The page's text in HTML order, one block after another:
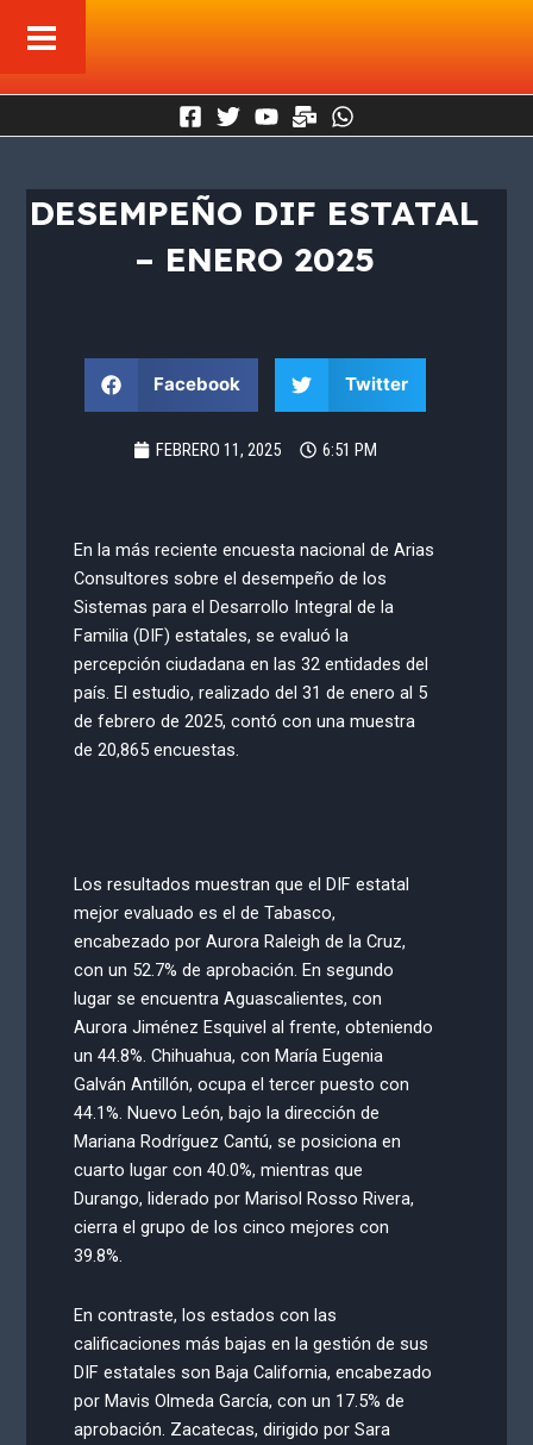
contenido
DESEMPEÑO DIF ESTATAL
– ENERO 2025
Facebook Twitter
FEBRERO 11, 2025 6:51 PM
En la más reciente encuesta nacional de Arias
Consultores sobre el desempeño de los
Sistemas para el Desarrollo Integral de la
Familia (DIF) estatales, se evaluó la
percepción ciudadana en las 32 entidades del
país. El estudio, realizado del 31 de enero al 5
de febrero de 2025, contó con una muestra
de 20,865 encuestas.
Los resultados muestran que el DIF estatal
mejor evaluado es el de Tabasco,
encabezado por Aurora Raleigh de la Cruz,
con un 52.7% de aprobación. En segundo
lugar se encuentra Aguascalientes, con
Aurora Jiménez Esquivel al frente, obteniendo
un 44.8%. Chihuahua, con María Eugenia
Galván Antillón, ocupa el tercer puesto con
44.1%. Nuevo León, bajo la dirección de
Mariana Rodríguez Cantú, se posiciona en
cuarto lugar con 40.0%, mientras que
Durango, liderado por Marisol Rosso Rivera,
cierra el grupo de los cinco mejores con
39.8%.
En contraste, los estados con las
calificaciones más bajas en la gestión de sus
DIF estatales son Baja California, encabezado
por Mavis Olmeda García, con un 17.5% de
aprobación. Zacatecas, dirigido por Sara